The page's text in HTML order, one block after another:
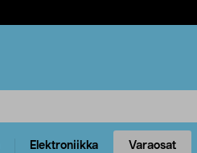
Elektroniikka Varaosat